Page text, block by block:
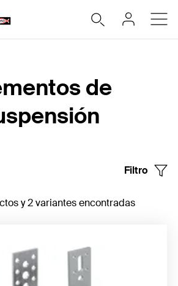
de
Filtro
y 2 variantes encontradas